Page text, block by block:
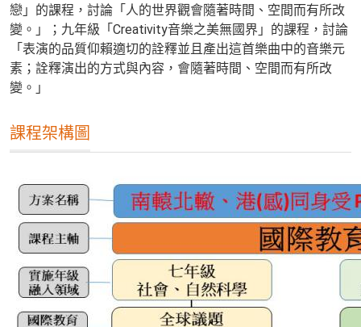
戀」的課程，討論「人的世界觀會隨著時間、空間而有所改
變。」；九年級「Creativity音樂之美無國界」的課程，討論
「表演的品質仰賴適切的詮釋並且產出這首樂曲中的音樂元
素；詮釋演出的方式與內容，會隨著時間、空間而有所改
變。」
課程架構圖